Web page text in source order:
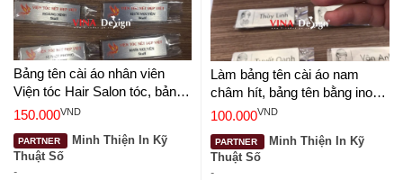
Bảng tên cài áo nhân viên
Viện tóc Hair Salon tóc, bảng
tên cài áo nam châm, in trên
150.000VND
PARTNER
Minh Thiện In Kỹ
Thuật Số
-
Làm bảng tên cài áo nam
châm hít, bảng tên bằng inox
mặt nhôm xước bạc in UV
100.000VND
PARTNER
Minh Thiện In Kỹ
Thuật Số
-